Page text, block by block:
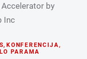
Accelerator by
Inc
,KONFERENCIJA ,
PARAMA